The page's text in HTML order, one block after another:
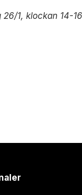
26/1, klockan 14-